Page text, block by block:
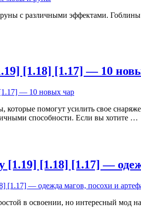
с различными эффектами.
[1.18] [1.17] — 10
помогут усилить свое
способности. Если вы хотите …
[1.19] [1.18] [1.17] —
в освоении, но интересный мод